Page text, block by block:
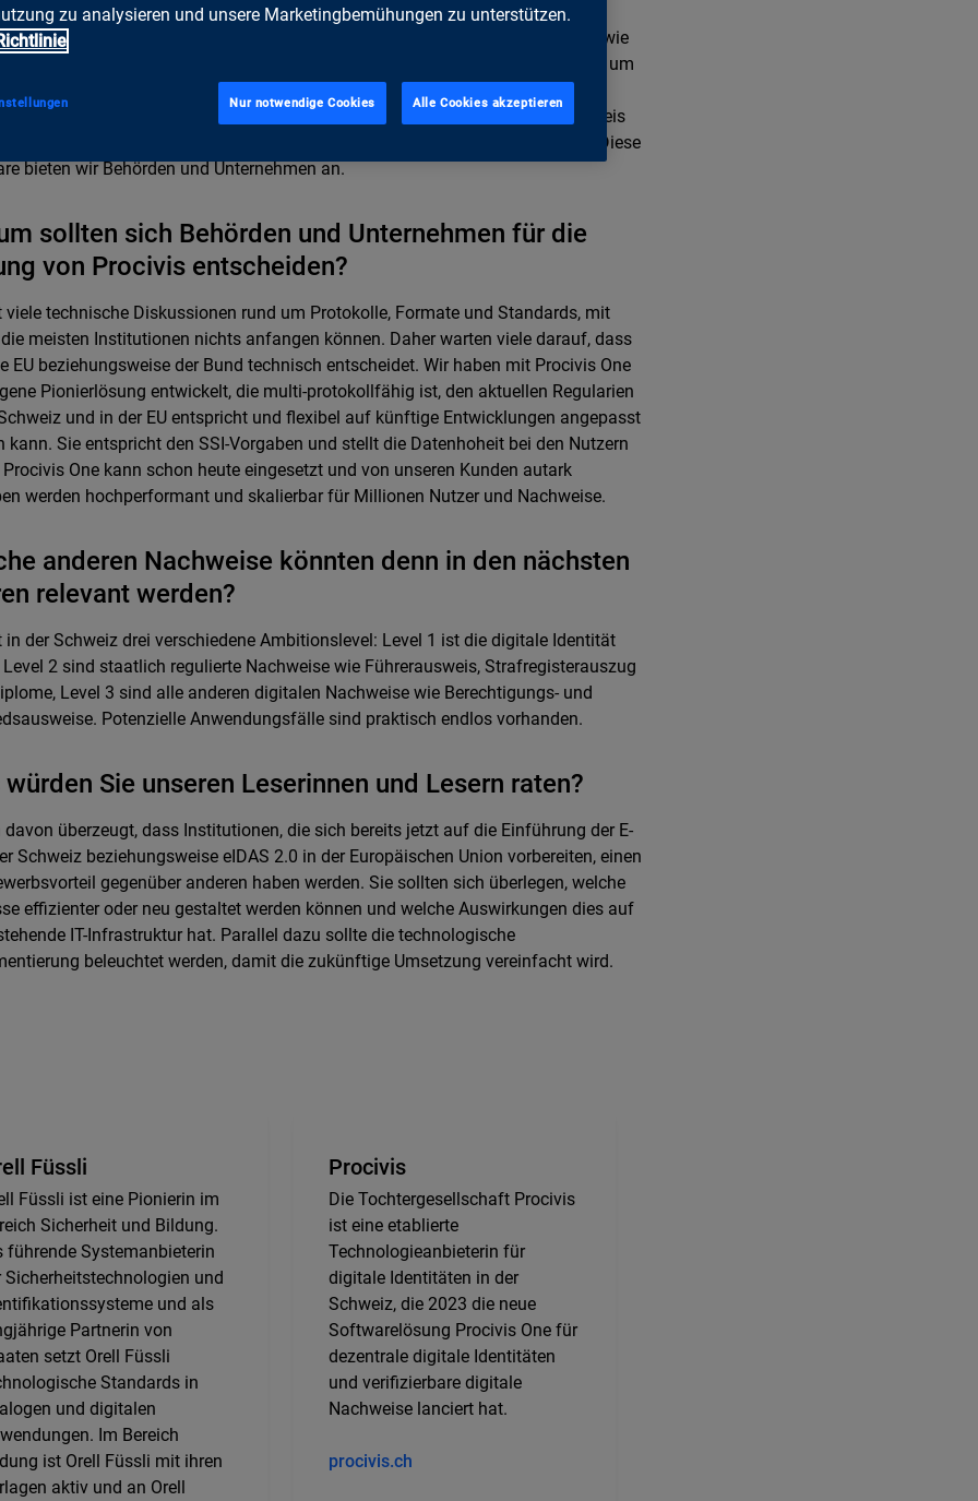
Kerngeschäfte von Orell Füssli ist Sicherheit. Wir sind langjährige
von Staaten in der Herstellung physischer Vertrauensdokumente wie
dem Schweizer Pass und Führerausweisen. Procivis ergänzt das Portfolio um
Identitäten und Nachweise. Wir haben eine neue zukunftsweisende
entwickelt, über die Nachweise wie eine E-ID, ein digitaler Führerausweis
digitale Nachweise ausgestellt, geprüft und gespeichert werden können. Diese
bieten wir Behörden und Unternehmen an.
sollten sich Behörden und Unternehmen für die
von Procivis entscheiden?
viele technische Diskussionen rund um Protokolle, Formate und Standards, mit
meisten Institutionen nichts anfangen können. Daher warten viele darauf, dass
EU beziehungsweise der Bund technisch entscheidet. Wir haben mit Procivis One
Pionierlösung entwickelt, die multi-protokollfähig ist, den aktuellen Regularien
und in der EU entspricht und flexibel auf künftige Entwicklungen angepasst
kann. Sie entspricht den SSI-Vorgaben und stellt die Datenhoheit bei den Nutzern
Procivis One kann schon heute eingesetzt und von unseren Kunden autark
werden hochperformant und skalierbar für Millionen Nutzer und Nachweise.
anderen Nachweise könnten denn in den nächsten
relevant werden?
in der Schweiz drei verschiedene Ambitionslevel: Level 1 ist die digitale Identität
Level 2 sind staatlich regulierte Nachweise wie Führerausweis, Strafregisterauszug
Level 3 sind alle anderen digitalen Nachweise wie Berechtigungs- und
Potenzielle Anwendungsfälle sind praktisch endlos vorhanden.
würden Sie unseren Leserinnen und Lesern raten?
davon überzeugt, dass Institutionen, die sich bereits jetzt auf die Einführung der E-
Schweiz beziehungsweise eIDAS 2.0 in der Europäischen Union vorbereiten, einen
gegenüber anderen haben werden. Sie sollten sich überlegen, welche
effizienter oder neu gestaltet werden können und welche Auswirkungen dies auf
IT-Infrastruktur hat. Parallel dazu sollte die technologische
beleuchtet werden, damit die zukünftige Umsetzung vereinfacht wird.
Füssli
Füssli ist eine Pionierin im
Sicherheit und Bildung.
führende Systemanbieterin
Sicherheitstechnologien und
und als
Partnerin von
setzt Orell Füssli
Standards in
und digitalen
Im Bereich
ist Orell Füssli mit ihren
aktiv und an Orell
Procivis
Die Tochtergesellschaft Procivis
ist eine etablierte
Technologieanbieterin für
digitale Identitäten in der
Schweiz, die 2023 die neue
Softwarelösung Procivis One für
dezentrale digitale Identitäten
und verifizierbare digitale
Nachweise lanciert hat.
procivis.ch
zu analysieren und unsere Marketingbemühungen zu unterstützen.
Nur notwendige Cookies Alle Cookies akzeptieren